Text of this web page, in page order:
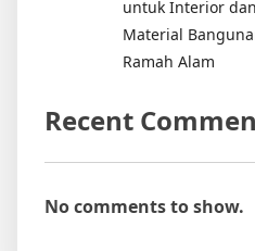
untuk Interior
Material
Ramah Alam
Recent
No comments to show.